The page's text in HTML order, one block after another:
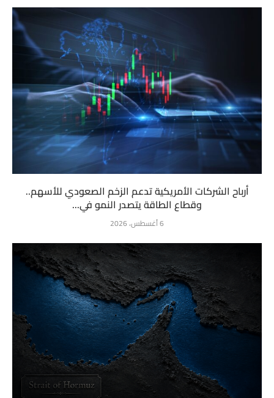
أرباح الشركات الأمريكية تدعم الزخم الصعودي للأسهم..
وقطاع الطاقة يتصدر النمو في...
6 أغسطس، 2026